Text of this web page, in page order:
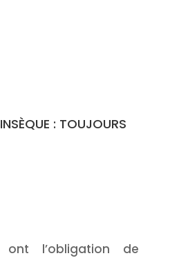
: TOUJOURS
ont l’obligation de